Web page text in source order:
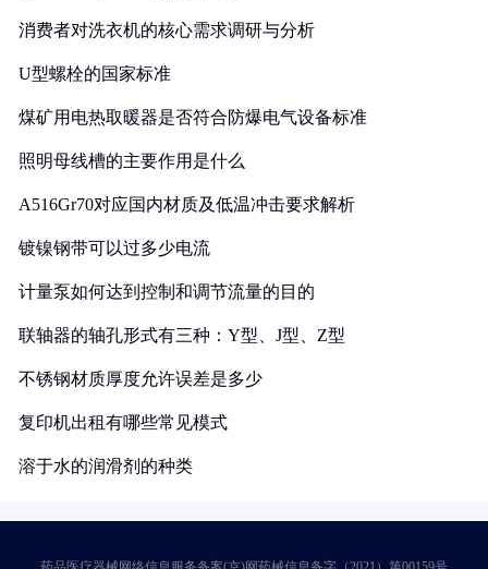
消费者对洗衣机的核心需求调研与分析
U型螺栓的国家标准
煤矿用电热取暖器是否符合防爆电气设备标准
照明母线槽的主要作用是什么
A516Gr70对应国内材质及低温冲击要求解析
镀镍钢带可以过多少电流
计量泵如何达到控制和调节流量的目的
联轴器的轴孔形式有三种：Y型、J型、Z型
不锈钢材质厚度允许误差是多少
复印机出租有哪些常见模式
溶于水的润滑剂的种类